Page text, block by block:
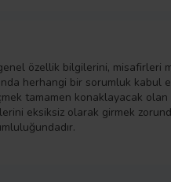
özellik bilgilerini, misafirleri
herhangi bir sorumluk kabul
tamamen konaklayacak olan
eksiksiz olarak girmek